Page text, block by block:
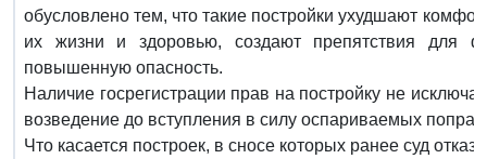
обусловлено тем, что такие постройки ухудшают
их жизни и здоровью, создают препятствия для
повышенную опасность.
Наличие госрегистрации прав на постройку не
возведение до вступления в силу оспариваемых
Что касается построек, в сносе которых ранее суд